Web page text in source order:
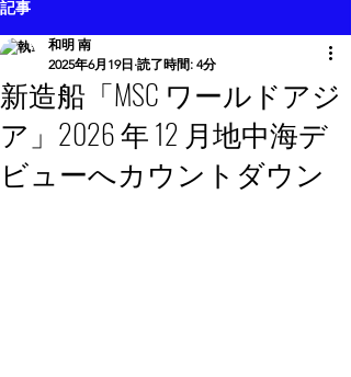
記事
新造船「MSC ワールドアジ
ア」2026 年 12 月地中海デ
ビューへカウントダウン
和明 南
2025年6月19日 読了時間: 4分